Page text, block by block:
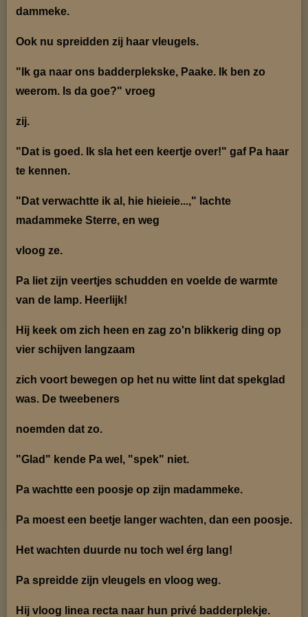
dammeke.
Ook nu spreidden zij haar vleugels.
"Ik ga naar ons badderplekske, Paake. Ik ben zo
weerom. Is da goe?" vroeg
zij.
"Dat is goed. Ik sla het een keertje over!" gaf Pa haar
te kennen.
"Dat verwachtte ik al, hie hieieie...," lachte
madammeke Sterre, en weg
vloog ze.
Pa liet zijn veertjes schudden en voelde de warmte
van de lamp. Heerlijk!
Hij keek om zich heen en zag zo'n blikkerig ding op
vier schijven langzaam
zich voort bewegen op het nu witte lint dat spekglad
was. De tweebeners
noemden dat zo.
"Glad" kende Pa wel, "spek" niet.
Pa wachtte een poosje op zijn madammeke.
Pa moest een beetje langer wachten, dan een poosje.
Het wachten duurde nu toch wel érg lang!
Pa spreidde zijn vleugels en vloog weg.
Hij vloog linea recta naar hun privé badderplekje.